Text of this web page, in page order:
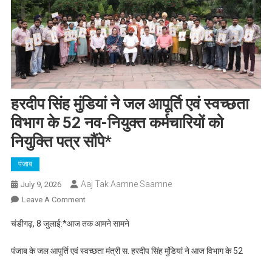
हरदीप सिंह मुंडियां ने जल आपूर्ति एवं स्वच्छता
विभाग के 52 नव-नियुक्त कर्मचारियों को
नियुक्ति पत्र सौंपे*
पंजाब
July 9, 2026 Aaj Tak Aamne Saamne
Leave A CommentOn
सिंह
ने
चंडीगढ़, 8 जुलाई:*आज तक आमने सामने
पंजाब के जल आपूर्ति एवं स्वच्छता मंत्री स. हरदीप सिंह मुंडियां ने आज विभाग के 52